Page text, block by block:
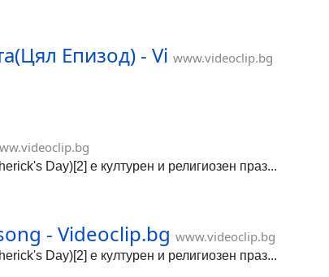
Епизод) - Vi www.videoclip.bg
Day)[2] е културен и религиозен праз...
- Videoclip.bg www.videoclip.bg
Day)[2] е културен и религиозен праз...